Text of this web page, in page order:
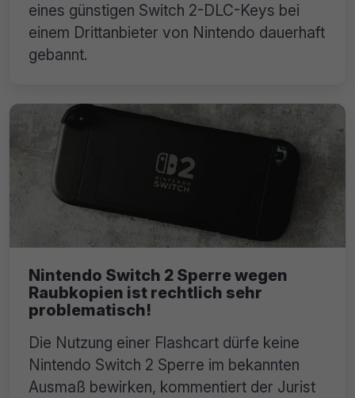
eines günstigen Switch 2-DLC-Keys bei
einem Drittanbieter von Nintendo dauerhaft
gebannt.
Nintendo Switch 2 Sperre wegen
Raubkopien ist rechtlich sehr
problematisch!
Die Nutzung einer Flashcart dürfe keine
Nintendo Switch 2 Sperre im bekannten
Ausmaß bewirken, kommentiert der Jurist